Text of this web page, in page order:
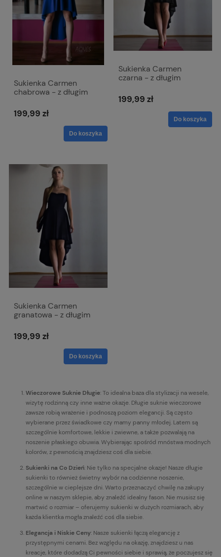
Sukienka Carmen
chabrowa - z długim
ramionami
199,99 zł
Do koszyka
Sukienka Carmen
czarna - z długim
ramionami
199,99 zł
Do koszyka
Sukienka Carmen
granatowa - z długim
ramionami
199,99 zł
Do koszyka
Wieczorowe Suknie Długie: To idealna baza dla stylizacji na wesele,
wizytę rodzinną czy inne ważne okazje. Długie suknie wieczorowe
zawsze robią wrażenie i podnoszą poziom elegancji. Są często
wybierane przez świadkowe czy mamy panny młodej. Latem są
szczególnie komfortowe, lekkie i zwiewne, a także pozwalają na
noszenie płaskiego obuwia. Wybierając spośród mnóstwa modnych
kolorów, z pewnością znajdziesz coś dla siebie.
Sukienki na Co Dzień: Nie tylko na specjalne okazje! Nasze długie
sukienki to również świetny wybór na codzienne noszenie,
szczególnie w cieplejsze dni. Warto przeznaczyć chwilę na zakupy
online w naszym sklepie, aby znaleźć idealny fason. Nie musisz się
martwić o rozmiar – oferujemy sukienki w dużych rozmiarach, aby
każda klientka mogła znaleźć coś dla siebie.
Elegancja i Niskie Ceny: Nasze sukienki łączą elegancję z
przystępnymi cenami. Bez względu na okazję, znajdziesz u nas
kreacje, które dodadzą Ci pewności siebie i sprawią, że poczujesz się